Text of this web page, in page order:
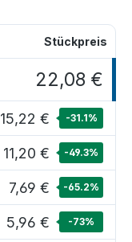
Stückpreis
22,08 €
15,22 € -31.1%
11,20 € -49.3%
7,69 € -65.2%
5,96 € -73%